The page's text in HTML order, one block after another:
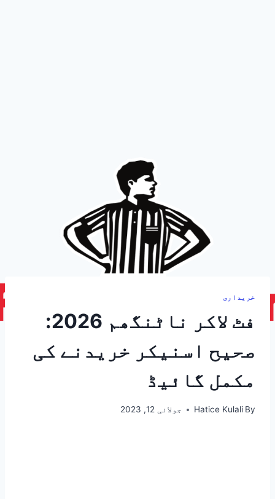
خریداری
فٹ لاکر ناٹنگھم 2026:
صحیح اسنیکر خریدنے کی
مکمل گائیڈ
By
Hatice Kulali جولائی 12, 2023